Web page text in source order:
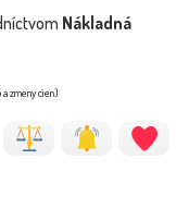
Nákladná
a zmeny cien)